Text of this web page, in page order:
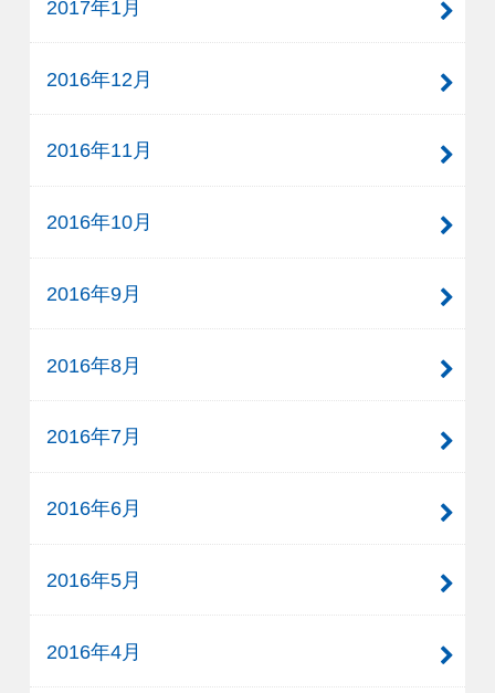
2017年1月
2016年12月
2016年11月
2016年10月
2016年9月
2016年8月
2016年7月
2016年6月
2016年5月
2016年4月